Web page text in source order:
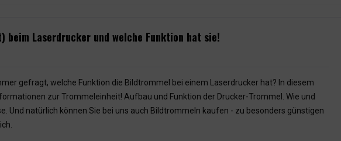
Laserdrucker und welche Funktion hat sie!
gefragt, welche Funktion die Bildtrommel bei einem Laserdrucker hat? In diesem
zur Trommeleinheit! Aufbau und Funktion der Drucker-Trommel. Wie und
Und natürlich können Sie bei uns auch Bildtrommeln kaufen - zu besonders günstigen